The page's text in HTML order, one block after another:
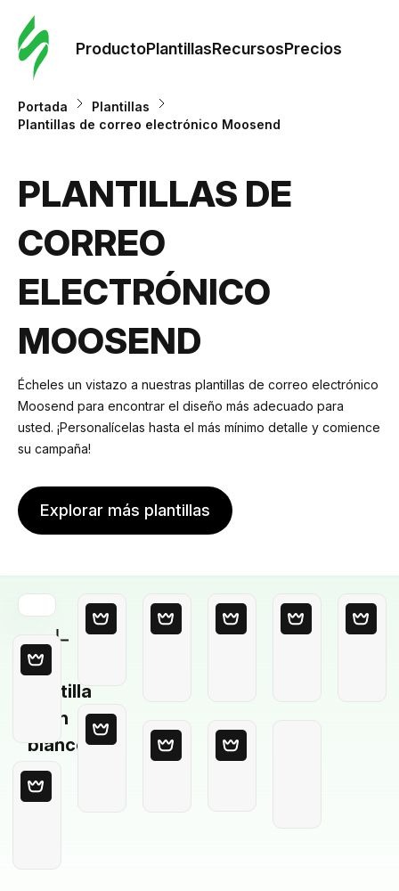
ProductoPlantillasRecursosPrecios
Portada
Plantillas
Plantillas de correo electrónico Moosend
PLANTILLAS DE
CORREO
ELECTRÓNICO
MOOSEND
Écheles un vistazo a nuestras plantillas de correo electrónico
Moosend para encontrar el diseño más adecuado para
usted. ¡Personalícelas hasta el más mínimo detalle y comience
su campaña!
Explorar más plantillas
Plantilla
en
blanco